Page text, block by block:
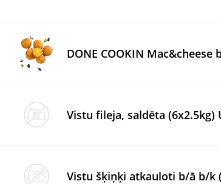
DONE COOKIN
Vistu fileja, saldēta (6x2.5kg)
Vistu šķiņķi atkauloti b/ā b/k